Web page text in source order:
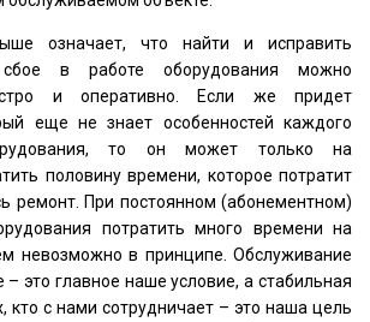
означает, что найти и исправить
в работе оборудования можно
и оперативно. Если же придет
еще не знает особенностей каждого
то он может только на
половину времени, которое потратит
ремонт. При постоянном (абонементном)
потратить много времени на
невозможно в принципе. Обслуживание
это главное наше условие, а стабильная
кто с нами сотрудничает – это наша цель